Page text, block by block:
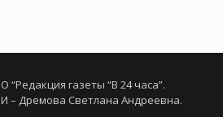
газеты “В 24 часа”.
– Дремова Светлана Андреевна.